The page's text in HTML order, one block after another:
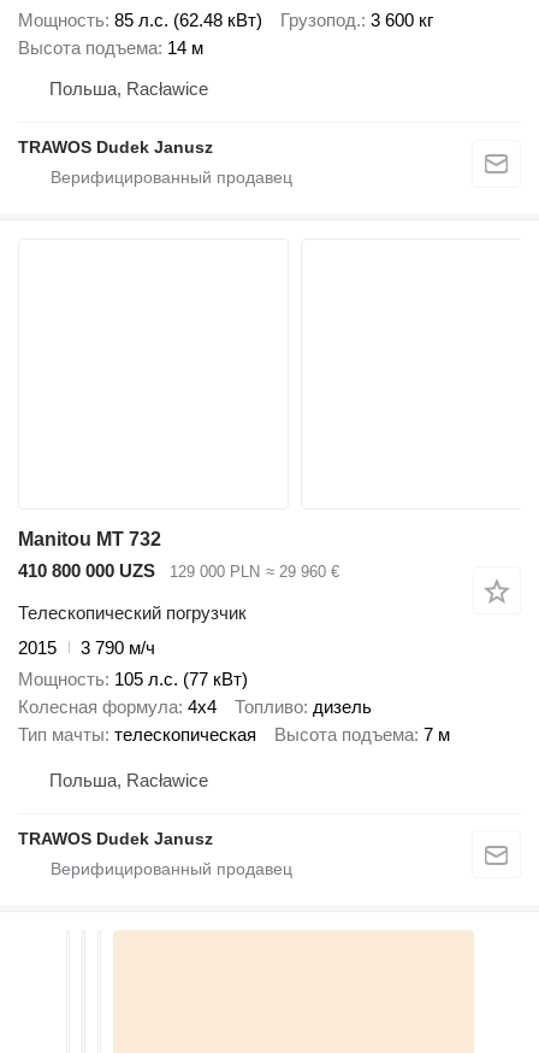
Мощность 85 л.с. (62.48 кВт) Грузопод. 3 600 кг
Высота подъема 14 м
Польша, Racławice
TRAWOS Dudek Janusz
Manitou MT 732
410 800 000 UZS
129 000 PLN ≈ 29 960 €
Телескопический погрузчик
2015
3 790 м/ч
Мощность 105 л.с. (77 кВт)
Колесная формула 4x4 Топливо дизель
Тип мачты телескопическая Высота подъема 7 м
Польша, Racławice
TRAWOS Dudek Janusz